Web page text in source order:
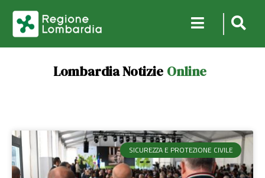
Lombardia Notizie Online
SICUREZZA E PROTEZIONE CIVILE